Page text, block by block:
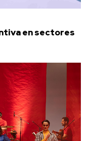
en sectores